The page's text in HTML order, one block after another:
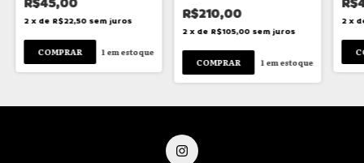
2 x de R$22,50 sem juros
1 em estoque
R$210,00
2 x de R$105,00 sem juros
1 em estoque
2 x